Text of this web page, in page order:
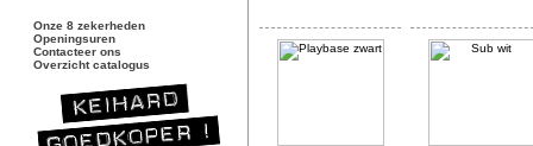
Onze 8 zekerheden
Openingsuren
Contacteer ons
Overzicht catalogus